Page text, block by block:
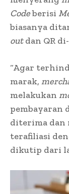
Codeberisi
biasanya
outdan QR di-
“Agar
marak,
melakukan
pembayaran
diterima dan
terafiliasi
dikutip dari